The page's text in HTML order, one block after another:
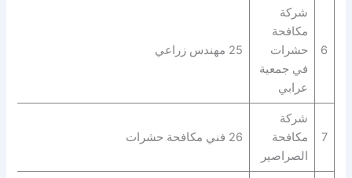
6
شركة
مكافحة
حشرات
في جمعية
عرابي
25 مهندس زراعي
7
شركة
مكافحة
الصراصير
26 فني مكافحة حشرات